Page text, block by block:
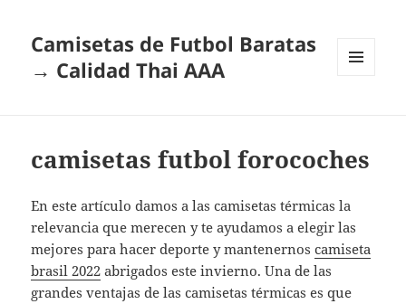
Camisetas de Futbol Baratas
→ Calidad Thai AAA
camisetas futbol forocoches
En este artículo damos a las camisetas térmicas la
relevancia que merecen y te ayudamos a elegir las
mejores para hacer deporte y mantenernoscamiseta
brasil 2022 abrigados este invierno. Una de las
grandes ventajas de las camisetas térmicas es que